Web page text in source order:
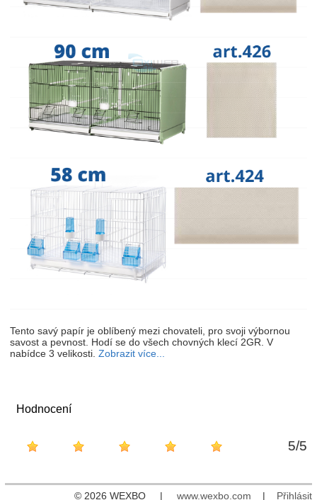
Tento savý papír je oblíbený mezi chovateli, pro svoji výbornou
savost a pevnost. Hodí se do všech chovných klecí 2GR. V
nabídce 3 velikosti. Zobrazit více...
Hodnocení
5/5
© 2026 WEXBO | www.wexbo.com | Přihlásit